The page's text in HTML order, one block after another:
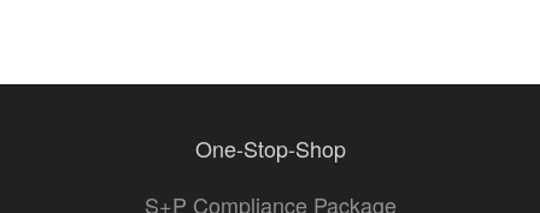
One-Stop-Shop
S+P Compliance Package